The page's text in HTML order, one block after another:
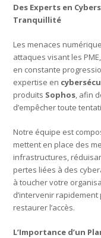
Des Experts en
Tranquillité
Les menaces
attaques visant les
en constante
expertise en
produits Sophos, afin
d’empêcher toute
Notre équipe est
mettent en place des
infrastructures,
pertes liées à des
à toucher votre
d’intervenir
restaurer l’accès.
L’Importance d’un